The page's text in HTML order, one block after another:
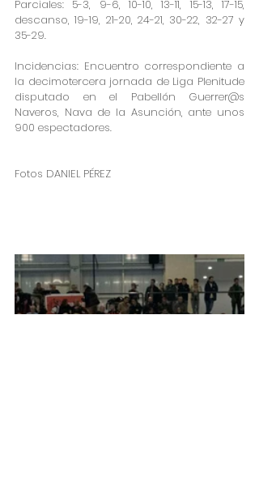
Parciales: 5-3, 9-6, 10-10, 13-11, 15-13, 17-15,
descanso, 19-19, 21-20, 24-21, 30-22, 32-27 y
35-29.
Incidencias: Encuentro correspondiente a
la decimotercera jornada de Liga Plenitude
disputado en el Pabellón Guerrer@s
Naveros, Nava de la Asunción, ante unos
900 espectadores.
Fotos DANIEL PÉREZ